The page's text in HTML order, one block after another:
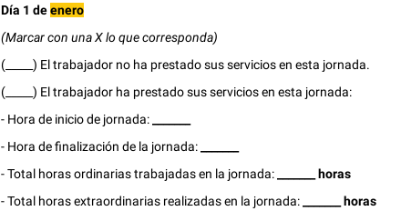
Día 1 deenero
(Marcar con una X lo que corresponda)
(_____) El trabajador no ha prestado sus servicios en esta jornada.
(_____) El trabajador ha prestado sus servicios en esta jornada:
- Hora de inicio de jornada:
- Hora de finalización de la jornada:
- Total horas ordinarias trabajadas en la jornada:
horas
- Total horas extraordinarias realizadas en la jornada:
horas